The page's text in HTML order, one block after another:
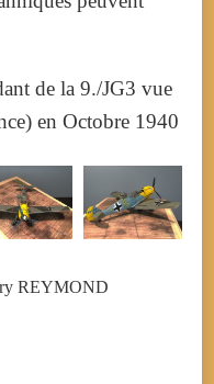
de la 9./JG3 vue
en Octobre 1940
REYMOND